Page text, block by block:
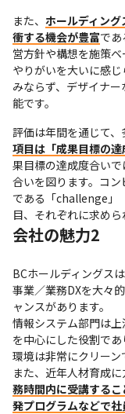
また、 ホールディン
衝する機会が豊富で
営方針や構想を施策ベ
やりがいを大いに感
みならず、デザイナ
能です。
評価は年間を通じて、
項目は「成果目標の
果目標の達成度合い
合いを図ります。コ
である「challenge」
目、それぞれに求め
会社の魅力2
BCホールディングス
事業／業務DXを大々
ャンスがあります。
情報システム部門は
を中心にした役割で
環境は非常にクリーン
また、近年人材育成に
務時間内に受講する
発プログラムなどで